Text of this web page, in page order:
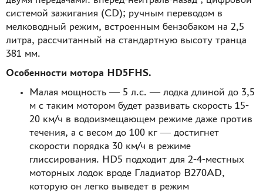
системой зажигания (CD); ручным переводом в
мелководный режим, встроенным бензобаком на 2,5
литра, рассчитанный на стандартную высоту транца
381 мм.
Особенности мотора HD5FHS.
Малая мощность ― 5 л.с. ― лодка длиной до 3,5
м с таким мотором будет развивать скорость 15-
20 км/ч в водоизмещающем режиме даже против
течения, а с весом до 100 кг ― достигнет
скорости порядка 30 км/ч в режиме
глиссирования. HD5 подходит для 2-4-местных
моторных лодок вроде Гладиатор B270AD,
которую он легко выведет в режим